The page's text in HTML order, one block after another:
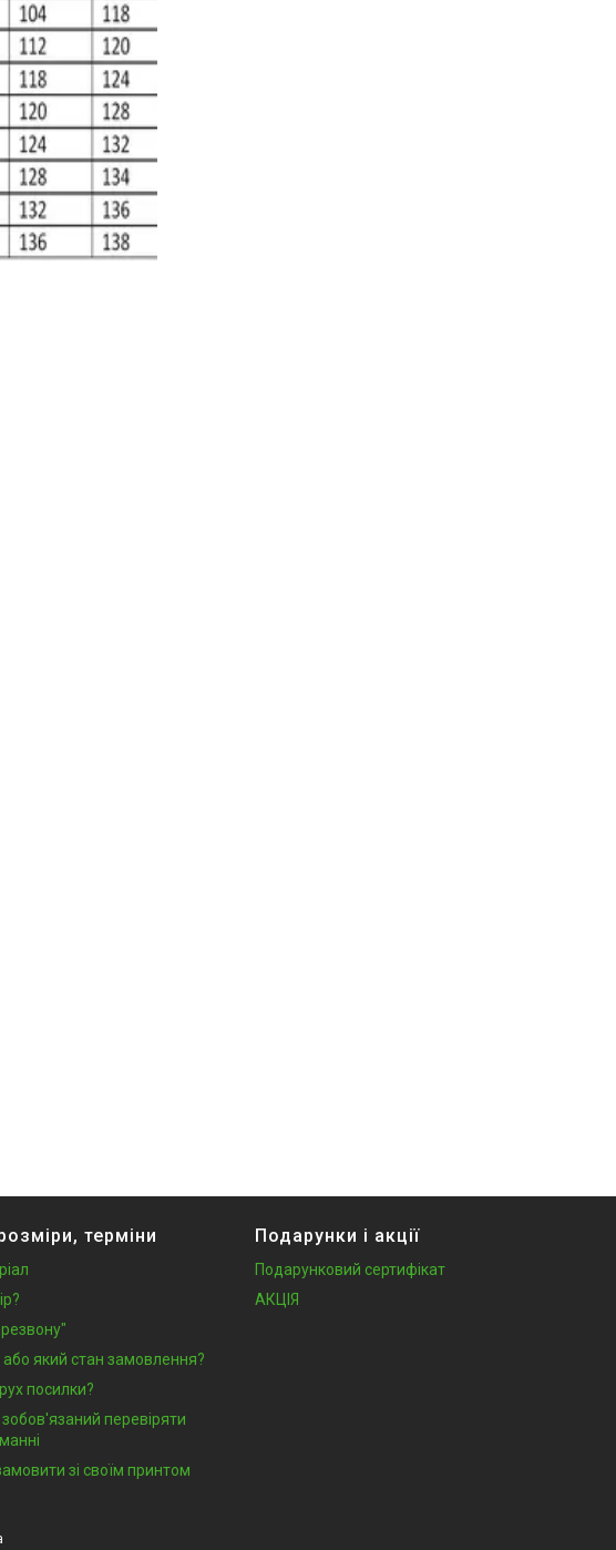
терміни
який стан замовлення?
посилки?
перевіряти
зі своїм принтом
Подарунки і акції
Подарунковий сертифікат
АКЦІЯ